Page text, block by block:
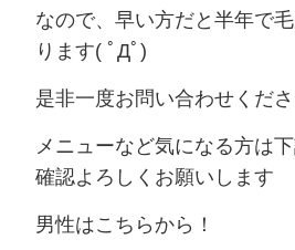
なので、早い方だと半年で
ります( ﾟДﾟ)
是非一度お問い合わせくだ
メニューなど気になる方は
確認よろしくお願いします
男性はこちらから！